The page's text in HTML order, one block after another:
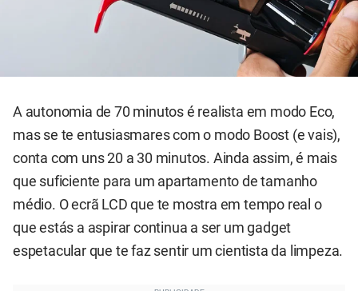
A autonomia de 70 minutos é realista em modo Eco,
mas se te entusiasmares com o modo Boost (e vais),
conta com uns 20 a 30 minutos. Ainda assim, é mais
que suficiente para um apartamento de tamanho
médio. O ecrã LCD que te mostra em tempo real o
que estás a aspirar continua a ser um gadget
espetacular que te faz sentir um cientista da limpeza.